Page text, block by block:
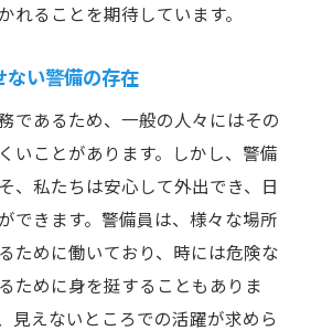
れることを期待しています。
ない警備の存在
であるため、一般の人々にはその
いことがあります。しかし、警備
、私たちは安心して外出でき、日
できます。警備員は、様々な場所
ために働いており、時には危険な
ために身を挺することもありま
見えないところでの活躍が求めら